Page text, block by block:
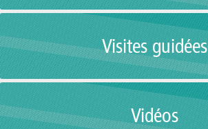
Visites guidées
Vidéos